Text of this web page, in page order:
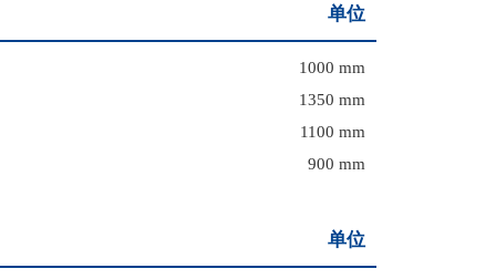
单位
1000 mm
1350 mm
1100 mm
900 mm
单位